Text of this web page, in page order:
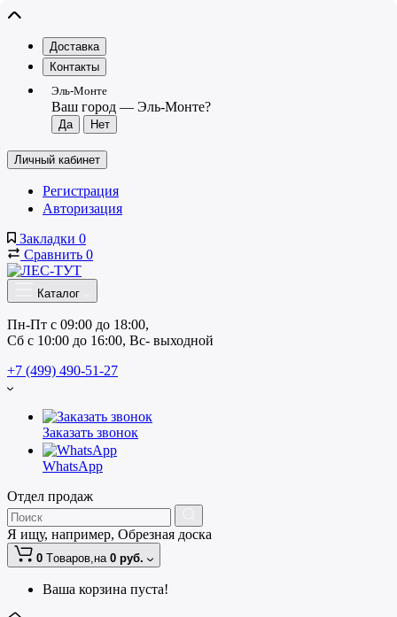
Доставка
Контакты
Эль-Монте
Ваш город — Эль-Монте?
Личный кабинет
Регистрация
Авторизация
Закладки 0
Сравнить 0
Каталог
Пн-Пт с 09:00 до 18:00,
Сб с 10:00 до 16:00, Вс- выходной
+7 (499) 490-51-27
Заказать звонок
WhatsApp
Отдел продаж
Я ищу, например, Обрезная доска
0 Tоваров,на 0 руб.
Ваша корзина пуста!